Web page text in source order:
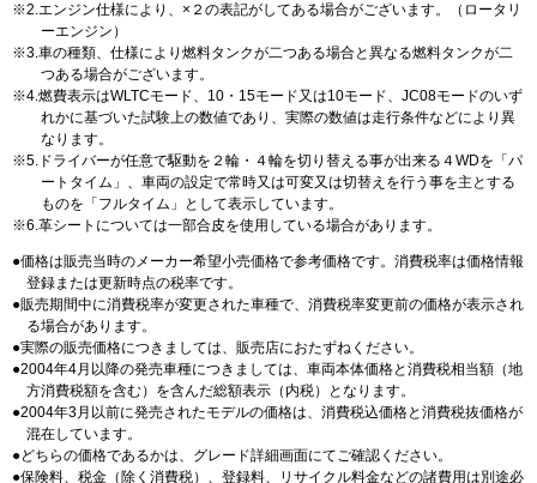
2.エンジン仕様により、×２の表記がしてある場合がございます。（ロータリ
ーエンジン）
3.車の種類、仕様により燃料タンクが二つある場合と異なる燃料タンクが二
つある場合がございます。
4.燃費表示はWLTCモード、10・15モード又は10モード、JC08モードのいず
れかに基づいた試験上の数値であり、実際の数値は走行条件などにより異
なります。
5.ドライバーが任意で駆動を２輪・４輪を切り替える事が出来る４WDを「パ
ートタイム」、車両の設定で常時又は可変又は切替えを行う事を主とする
ものを「フルタイム」として表示しています。
6.革シートについては一部合皮を使用している場合があります。
価格は販売当時のメーカー希望小売価格で参考価格です。消費税率は価格情報
登録または更新時点の税率です。
販売期間中に消費税率が変更された車種で、消費税率変更前の価格が表示され
る場合があります。
実際の販売価格につきましては、販売店におたずねください。
2004年4月以降の発売車種につきましては、車両本体価格と消費税相当額（地
方消費税額を含む）を含んだ総額表示（内税）となります。
2004年3月以前に発売されたモデルの価格は、消費税込価格と消費税抜価格が
混在しています。
どちらの価格であるかは、グレード詳細画面にてご確認ください。
保険料、税金（除く消費税）、登録料、リサイクル料金などの諸費用は別途必